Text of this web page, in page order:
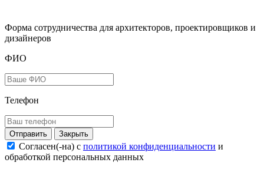
Форма сотрудничества для архитекторов, проектировщиков и
дизайнеров
ФИО
Телефон
Закрыть
Согласен(-на) c политикой конфиденциальности и
обработкой персональных данных